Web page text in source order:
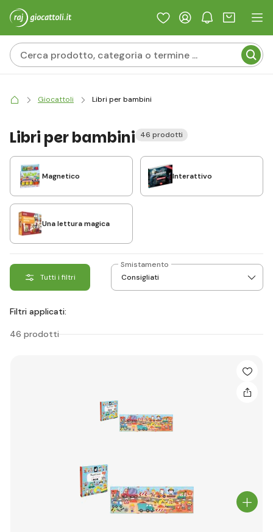
Giocattoli Libri per bambini
Libri per bambini 46 prodotti
Magnetico Interattivo
Una lettura magica
Tutti i filtri
Smistamento
Filtri applicati:
46 prodotti